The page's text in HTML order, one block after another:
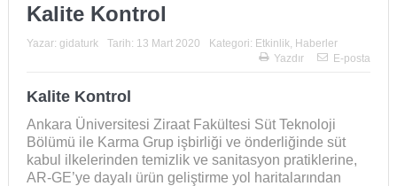
Kalite Kontrol
Yazar: gidaturk Tarih: 13 Mart 2020 Kategori: Etkinlik, Haberler
Yazdır
E-posta
Kalite Kontrol
Ankara Üniversitesi Ziraat Fakültesi Süt Teknoloji
Bölümü ile Karma Grup işbirliği ve önderliğinde süt
kabul ilkelerinden temizlik ve sanitasyon pratiklerine,
AR-GE’ye dayalı ürün geliştirme yol haritalarından